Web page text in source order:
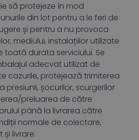
să protejeze în mod
din lot pentru a le feri de
și pentru a nu provoca
mediului, instalațiilor utilizate
toată durata serviciului. Se
adecvat utilizat de
cazurile, protejează trimiterea
presiunii, șocurilor, scurgerilor
preluarea de către
până la livrarea către
normale de colectare,
livrare.